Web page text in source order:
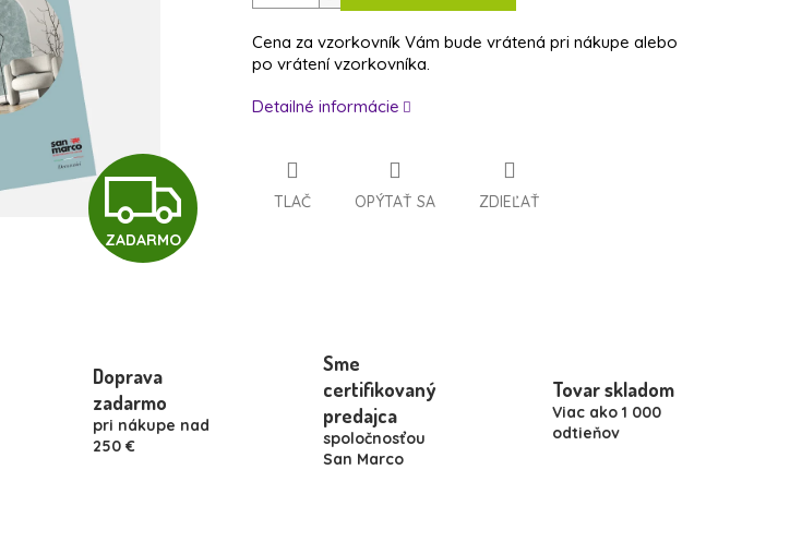
Z
A
A
ZADARMO
Cena za vzorkovník Vám bude vrátená pri nákupe alebo
po vrátení vzorkovníka.
Detailné informácie
TLAČ OPÝTAŤ SA ZDIEĽAŤ
Doprava
zadarmo
pri nákupe nad
250 €
Sme
certifikovaný
predajca
spoločnosťou
San Marco
Tovar skladom
Viac ako 1 000
odtieňov